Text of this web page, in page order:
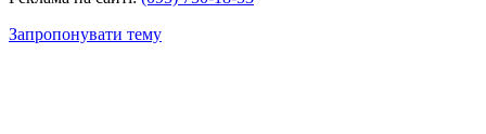
Запропонувати тему